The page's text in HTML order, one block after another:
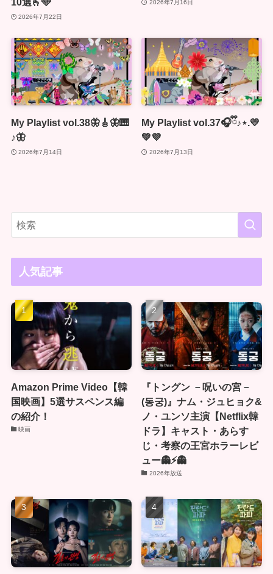
2026年7月22日
2026年7月16日
My Playlist vol.38🦋🎸🦋🎹
♪🦋
2026年7月14日
My Playlist vol.37🎧ྀི♪⋆.💛
💚💜
2026年7月13日
人気記事
Amazon Prime Video【韓
国映画】5選サスペンス編
の紹介！
映画
『トングン －呪いの宮－
(동궁)』ナム・ジュヒョク&
ノ・ユンソ主演【Netflix韓
ドラ】キャスト・あらす
じ・考察の王宮ホラーレビ
ュー👻⚡👻
2026年放送